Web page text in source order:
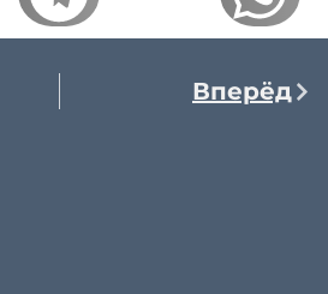
Вперёд